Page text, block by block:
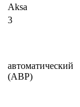
Aksa
3
автоматический
(АВР)